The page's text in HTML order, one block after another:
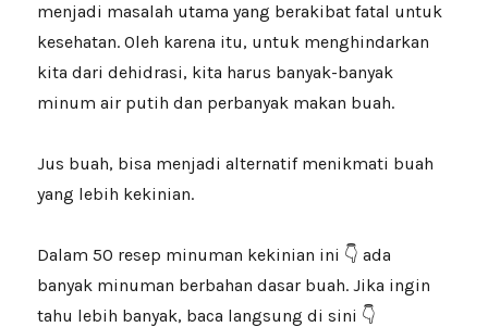
menjadi masalah utama yang berakibat fatal untuk
kesehatan. Oleh karena itu, untuk menghindarkan
kita dari dehidrasi, kita harus banyak-banyak
minum air putih dan perbanyak makan buah.
Jus buah, bisa menjadi alternatif menikmati buah
yang lebih kekinian.
Dalam 50 resep minuman kekinian ini 👇 ada
banyak minuman berbahan dasar buah. Jika ingin
tahu lebih banyak, baca langsung di sini 👇